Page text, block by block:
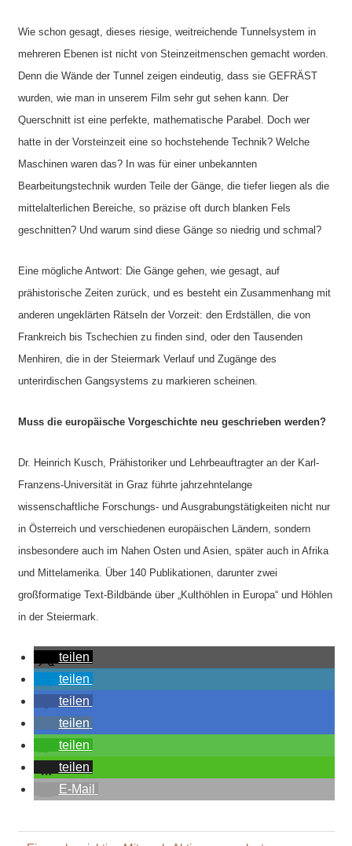
Wie schon gesagt, dieses riesige, weitreichende Tunnelsystem in
mehreren Ebenen ist nicht von Steinzeitmenschen gemacht worden.
Denn die Wände der Tunnel zeigen eindeutig, dass sie GEFRÄST
wurden, wie man in unserem Film sehr gut sehen kann. Der
Querschnitt ist eine perfekte, mathematische Parabel. Doch wer
hatte in der Vorsteinzeit eine so hochstehende Technik? Welche
Maschinen waren das? In was für einer unbekannten
Bearbeitungstechnik wurden Teile der Gänge, die tiefer liegen als die
mittelalterlichen Bereiche, so präzise oft durch blanken Fels
geschnitten? Und warum sind diese Gänge so niedrig und schmal?
Eine mögliche Antwort: Die Gänge gehen, wie gesagt, auf
prähistorische Zeiten zurück, und es besteht ein Zusammenhang mit
anderen ungeklärten Rätseln der Vorzeit: den Erdställen, die von
Frankreich bis Tschechien zu finden sind, oder den Tausenden
Menhiren, die in der Steiermark Verlauf und Zugänge des
unterirdischen Gangsystems zu markieren scheinen.
Muss die europäische Vorgeschichte neu geschrieben werden?
Dr. Heinrich Kusch, Prähistoriker und Lehrbeauftragter an der Karl-
Franzens-Universität in Graz führte jahrzehntelange
wissenschaftliche Forschungs- und Ausgrabungstätigkeiten nicht nur
in Österreich und verschiedenen europäischen Ländern, sondern
insbesondere auch im Nahen Osten und Asien, später auch in Afrika
und Mittelamerika. Über 140 Publikationen, darunter zwei
großformatige Text-Bildbände über „Kulthöhlen in Europa“ und Höhlen
in der Steiermark.
teilen
teilen
teilen
teilen
teilen
teilen
E-Mail